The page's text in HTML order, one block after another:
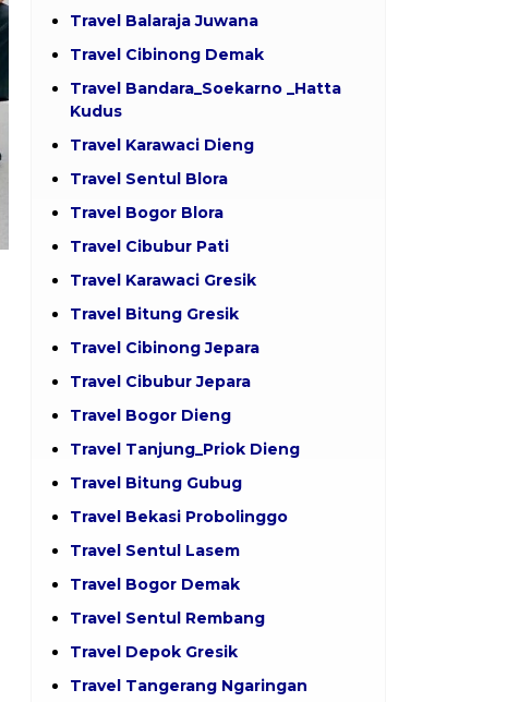
Travel Balaraja Juwana
Travel Cibinong Demak
Travel Bandara_Soekarno _Hatta
Kudus
Travel Karawaci Dieng
Travel Sentul Blora
Travel Bogor Blora
Travel Cibubur Pati
Travel Karawaci Gresik
Travel Bitung Gresik
Travel Cibinong Jepara
Travel Cibubur Jepara
Travel Bogor Dieng
Travel Tanjung_Priok Dieng
Travel Bitung Gubug
Travel Bekasi Probolinggo
Travel Sentul Lasem
Travel Bogor Demak
Travel Sentul Rembang
Travel Depok Gresik
Travel Tangerang Ngaringan